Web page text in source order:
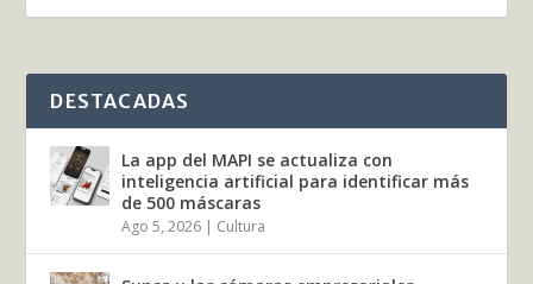
DESTACADAS
La app del MAPI se actualiza con
inteligencia artificial para identificar más
de 500 máscaras
Ago 5, 2026 | Cultura